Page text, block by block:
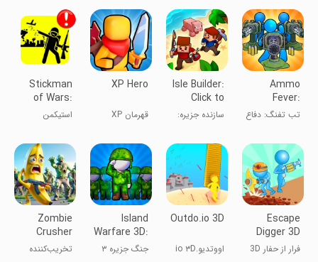
۳D
Ammo
Fever:
Tower Gun
تب تفنگ: دفاع
Isle Builder:
Click to
Survive
سازنده جزیره:
زنده بمانی
XP Hero
قهرمان XP
Stickman
of Wars:
RPG
استیکمن
تیراندازهای
آرپی‌جی
Escape
Digger 3D
فرار از حفار 3D
Outdo.io 3D
اووتدیو.io ۳D
Island
Warfare 3D:
Guns' Land
جنگ جزیره ۳
Zombie
Crusher
تخریب‌کننده